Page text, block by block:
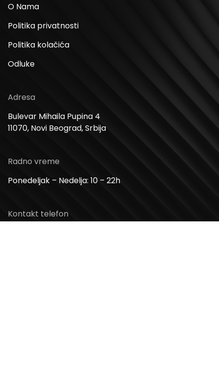
O Nama
Politika privatnosti
Politika kolačića
Odluke
Adresa
Bulevar Mihaila Pupina 4
11070, Novi Beograd, Srbija
Radno vreme
Ponedeljak – Nedelja: 10 – 22h
Kontakt telefon